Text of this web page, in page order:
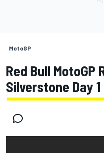
MotoGP
Red Bull MotoGP
Silverstone Day 1